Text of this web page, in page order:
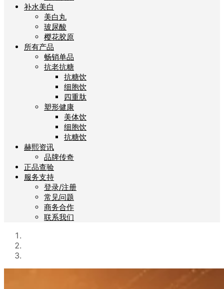
补水美白
美白丸
玻尿酸
樱花胶原
所有产品
畅销单品
抗老抗糖
抗糖饮
细胞饮
四重肽
塑形健康
美体饮
细胞饮
抗糖饮
赫熙资讯
品牌传奇
正品查验
服务支持
登录/注册
常见问题
商务合作
联系我们